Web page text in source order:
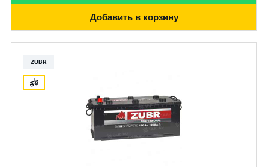
Добавить в корзину
ZUBR